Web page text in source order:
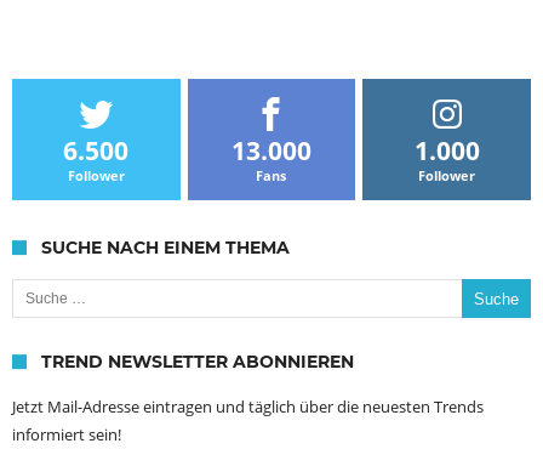
6.500
Follower
13.000
Fans
1.000
Follower
SUCHE NACH EINEM THEMA
Suche nach:
TREND NEWSLETTER ABONNIEREN
Jetzt Mail-Adresse eintragen und täglich über die neuesten Trends
informiert sein!